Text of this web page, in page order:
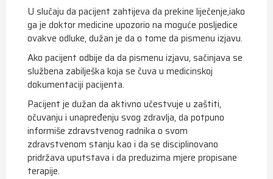
U slučaju da pacijent zahtijeva da prekine liječenje,iako
ga je doktor medicine upozorio na moguće posljedice
ovakve odluke, dužan je da o tome da pismenu izjavu.
Ako pacijent odbije da da pismenu izjavu, sačinjava se
službena zabilješka koja se čuva u medicinskoj
dokumentaciji pacijenta.
Pacijent je dužan da aktivno učestvuje u zaštiti,
očuvanju i unapređenju svog zdravlja, da potpuno
informiše zdravstvenog radnika o svom
zdravstvenom stanju kao i da se disciplinovano
pridržava uputstava i da preduzima mjere propisane
terapije.